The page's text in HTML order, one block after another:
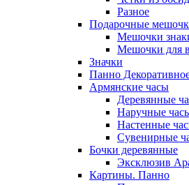
Разное
Подарочные
Мешочки
Мешочки для
Значки
Панно
Армянские часы
Деревянные
Наручные
Настенные
Сувенирные
Бочки деревянные
Эксклюзив
Картины. Панно